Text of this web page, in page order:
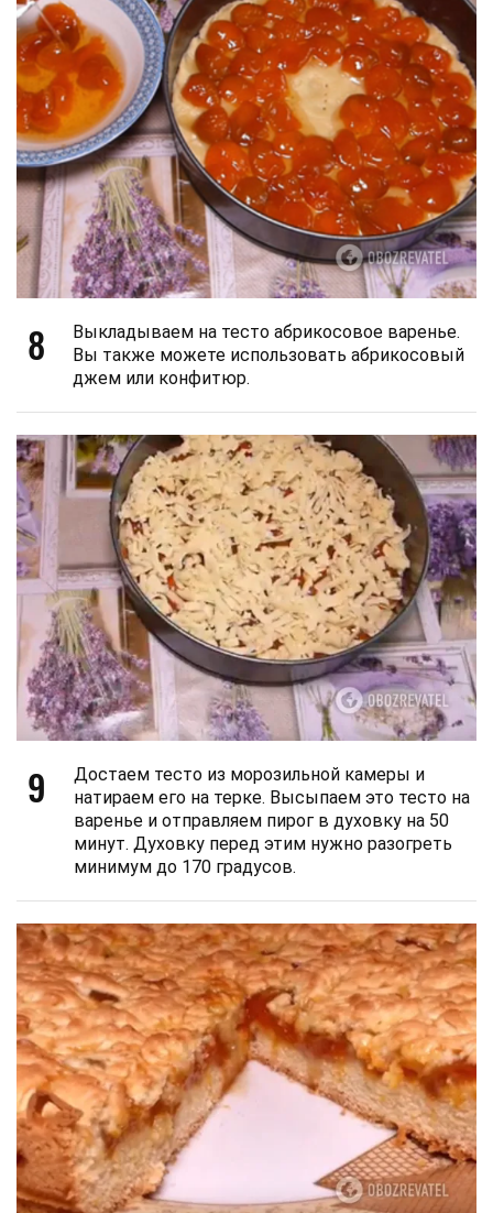
8
Выкладываем на тесто абрикосовое варенье.
Вы также можете использовать абрикосовый
джем или конфитюр.
9
Достаем тесто из морозильной камеры и
натираем его на терке. Высыпаем это тесто на
варенье и отправляем пирог в духовку на 50
минут. Духовку перед этим нужно разогреть
минимум до 170 градусов.